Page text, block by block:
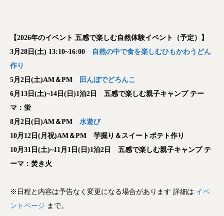
【2026年のイベント 五感で楽しむ自然体験イベント（予定）】
3月28日(土) 13:10~16:00
自然の中で食を楽しむひもかわうどん
作り
5月2日(土)AM＆PM
田んぼでどろんこ
6月13日(土)~14日(日)1泊2日 五感で楽しむ親子キャンプ テー
マ：蛍
8月2日(日)AM＆PM 水遊び
10月12日(月祝)AM＆PM 芋掘り＆スイートポテト作り
10月31日(土)~11月1日(日)1泊2日 五感で楽しむ親子キャンプ テ
ーマ：焚き火
※日程と内容は予告なく変更になる場合があります 詳細は イベ
ントページ まで。